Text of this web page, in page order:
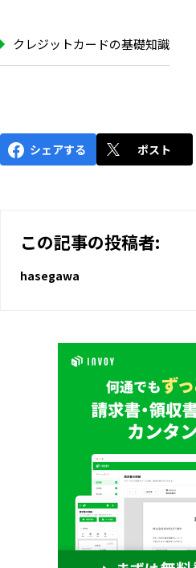
クレジットカードの基礎知識
シェアする ポスト
この記事の投稿者:
hasegawa